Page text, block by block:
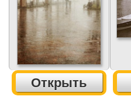
Открыть